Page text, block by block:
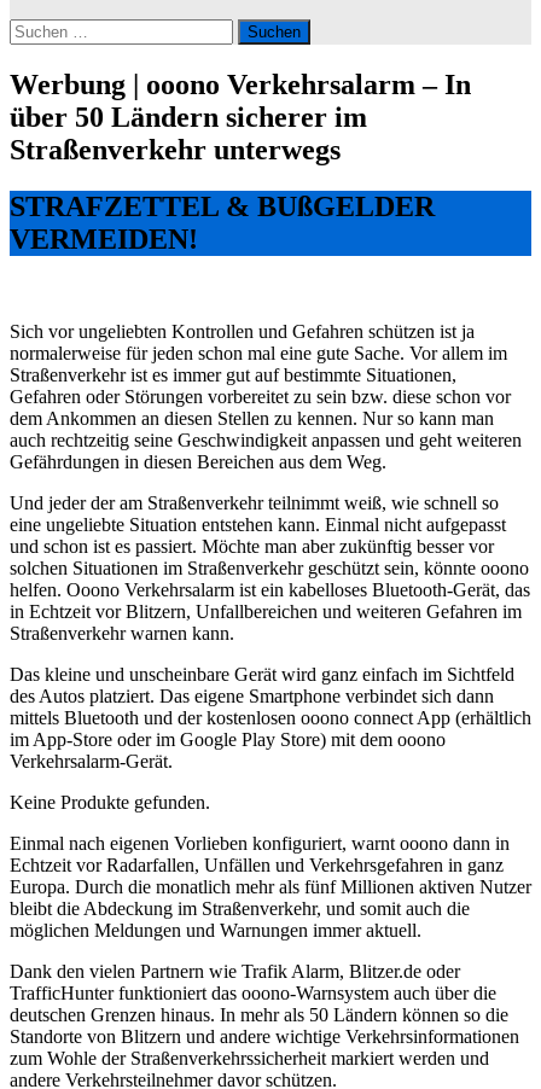
Suchen
nach:
Werbung | ooono Verkehrsalarm – In
über 50 Ländern sicherer im
Straßenverkehr unterwegs
STRAFZETTEL & BUßGELDER
VERMEIDEN!
Sich vor ungeliebten Kontrollen und Gefahren schützen ist ja
normalerweise für jeden schon mal eine gute Sache. Vor allem im
Straßenverkehr ist es immer gut auf bestimmte Situationen,
Gefahren oder Störungen vorbereitet zu sein bzw. diese schon vor
dem Ankommen an diesen Stellen zu kennen. Nur so kann man
auch rechtzeitig seine Geschwindigkeit anpassen und geht weiteren
Gefährdungen in diesen Bereichen aus dem Weg.
Und jeder der am Straßenverkehr teilnimmt weiß, wie schnell so
eine ungeliebte Situation entstehen kann. Einmal nicht aufgepasst
und schon ist es passiert. Möchte man aber zukünftig besser vor
solchen Situationen im Straßenverkehr geschützt sein, könnte ooono
helfen. Ooono Verkehrsalarm ist ein kabelloses Bluetooth-Gerät, das
in Echtzeit vor Blitzern, Unfallbereichen und weiteren Gefahren im
Straßenverkehr warnen kann.
Das kleine und unscheinbare Gerät wird ganz einfach im Sichtfeld
des Autos platziert. Das eigene Smartphone verbindet sich dann
mittels Bluetooth und der kostenlosen ooono connect App (erhältlich
im App-Store oder im Google Play Store) mit dem ooono
Verkehrsalarm-Gerät.
Keine Produkte gefunden.
Einmal nach eigenen Vorlieben konfiguriert, warnt ooono dann in
Echtzeit vor Radarfallen, Unfällen und Verkehrsgefahren in ganz
Europa. Durch die monatlich mehr als fünf Millionen aktiven Nutzer
bleibt die Abdeckung im Straßenverkehr, und somit auch die
möglichen Meldungen und Warnungen immer aktuell.
Dank den vielen Partnern wie Trafik Alarm, Blitzer.de oder
TrafficHunter funktioniert das ooono-Warnsystem auch über die
deutschen Grenzen hinaus. In mehr als 50 Ländern können so die
Standorte von Blitzern und andere wichtige Verkehrsinformationen
zum Wohle der Straßenverkehrssicherheit markiert werden und
andere Verkehrsteilnehmer davor schützen.